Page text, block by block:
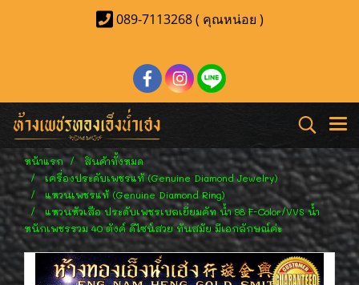
089-7113268 ( คุณหน่อย )
หน้าแรก
สินค้าทั้งหมด
เครื่องประดับเพชรแท้ (Genuine Diamond Jewelry)
แหวนเพชรแท้ (Genuine Diamond Ring)
แหวนหัวเสือ ประดับเพชรเบลเยี่ยมคัท น้ำ 98 F-Color/VVS น้ำ
หนักเพชรรวม 40 ตังค์ ดีไซน์สวย ทันสมัย มีเอกลักษณ์ค่ะ